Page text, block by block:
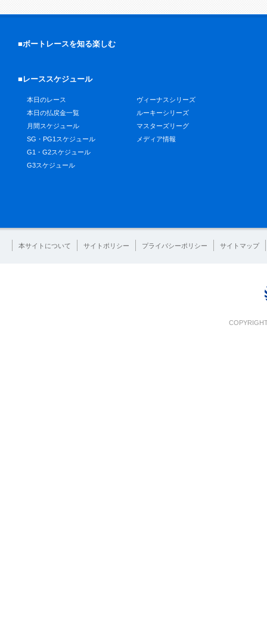
■ボートレースを知る楽しむ
■レーススケジュール
本日のレース
本日の払戻金一覧
月間スケジュール
SG・PG1スケジュール
G1・G2スケジュール
G3スケジュール
ヴィーナスシリーズ
ルーキーシリーズ
マスターズリーグ
メディア情報
本サイトについて サイトポリシー プライバシーポリシー サイトマップ